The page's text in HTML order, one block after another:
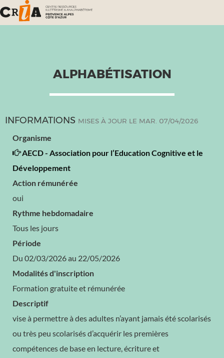
ALPHABÉTISATION
INFORMATIONS MISES À JOUR LE MAR. 07/04/2026
Organisme
AECD - Association pour l’Education Cognitive et le
Développement
Action rémunérée
oui
Rythme hebdomadaire
Tous les jours
Période
Du 02/03/2026 au 22/05/2026
Modalités d'inscription
Formation gratuite et rémunérée
Descriptif
vise à permettre à des adultes n’ayant jamais été scolarisés
ou très peu scolarisés d’acquérir les premières
compétences de base en lecture, écriture et